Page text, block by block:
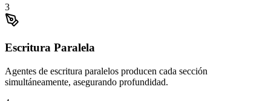
3
Escritura Paralela
Agentes de escritura paralelos producen cada sección
simultáneamente, asegurando profundidad.